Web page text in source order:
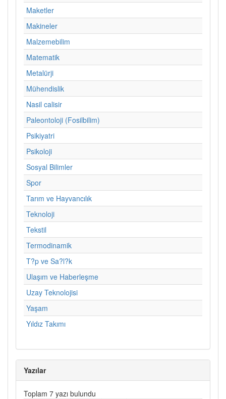
Maketler
Makineler
Malzemebilim
Matematik
Metalürji
Mühendislik
Nasil calisir
Paleontoloji (Fosilbilim)
Psikiyatri
Psikoloji
Sosyal Bilimler
Spor
Tarım ve Hayvancılık
Teknoloji
Tekstil
Termodinamik
T?p ve Sa?l?k
Ulaşım ve Haberleşme
Uzay Teknolojisi
Yaşam
Yıldız Takımı
Yazılar
Toplam 7 yazı bulundu